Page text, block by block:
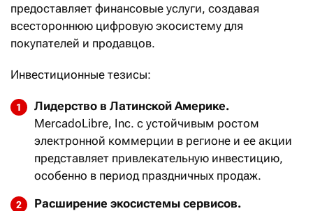
предоставляет финансовые услуги, создавая
всестороннюю цифровую экосистему для
покупателей и продавцов.
Инвестиционные тезисы:
Лидерство в Латинской Америке.
MercadoLibre, Inc. с устойчивым ростом
электронной коммерции в регионе и ее акции
представляет привлекательную инвестицию,
особенно в период праздничных продаж.
Расширение экосистемы сервисов.